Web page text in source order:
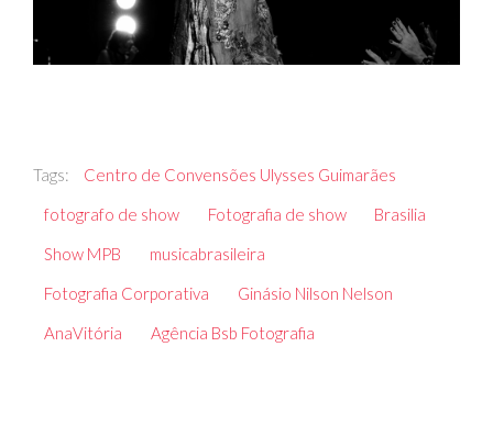
Tags:
Centro de Convensões Ulysses Guimarães
fotografo de show
Fotografia de show
Brasilia
Show MPB
musicabrasileira
Fotografia Corporativa
Ginásio Nilson Nelson
AnaVitória
Agência Bsb Fotografia